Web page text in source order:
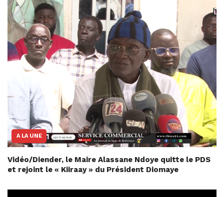
A LA UNE
Vidéo/Diender, le Maire Alassane Ndoye quitte le PDS
et rejoint le « Kiiraay » du Président Diomaye